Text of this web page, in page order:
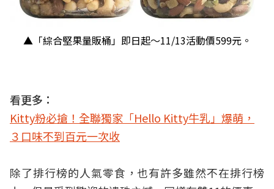
▲「綜合堅果量販桶」即日起～11/13活動價599元。
看更多：
Kitty粉必搶！全聯獨家「Hello Kitty牛乳」爆萌，
３口味不到百元一次收
除了排行榜的人氣零食，也有許多雖然不在排行榜